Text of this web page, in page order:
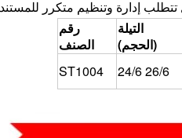
رقم
الصنف
التيلة
(الحجم)
ST1004
24/6 26/6